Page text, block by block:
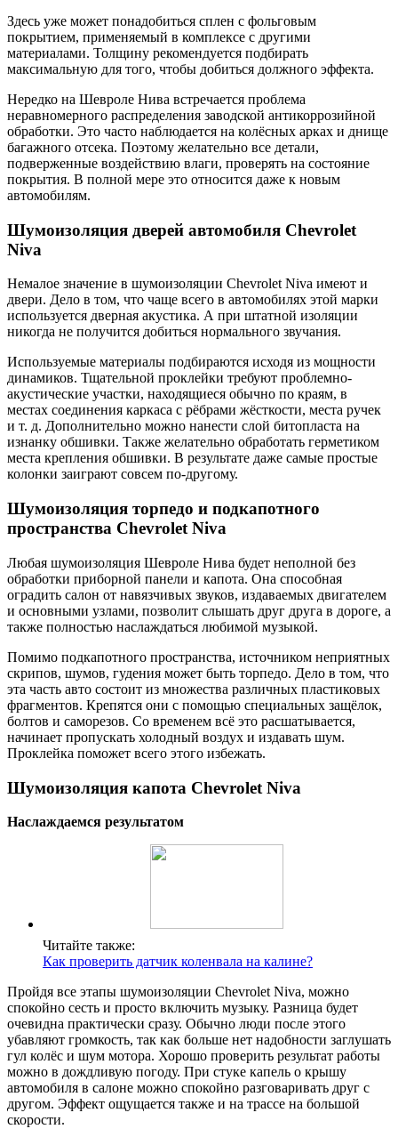
Здесь уже может понадобиться сплен с фольговым
покрытием, применяемый в комплексе с другими
материалами. Толщину рекомендуется подбирать
максимальную для того, чтобы добиться должного эффекта.
Нередко на Шевроле Нива встречается проблема
неравномерного распределения заводской антикоррозийной
обработки. Это часто наблюдается на колёсных арках и днище
багажного отсека. Поэтому желательно все детали,
подверженные воздействию влаги, проверять на состояние
покрытия. В полной мере это относится даже к новым
автомобилям.
Шумоизоляция дверей автомобиля Chevrolet
Niva
Немалое значение в шумоизоляции Chevrolet Niva имеют и
двери. Дело в том, что чаще всего в автомобилях этой марки
используется дверная акустика. А при штатной изоляции
никогда не получится добиться нормального звучания.
Используемые материалы подбираются исходя из мощности
динамиков. Тщательной проклейки требуют проблемно-
акустические участки, находящиеся обычно по краям, в
местах соединения каркаса с рёбрами жёсткости, места ручек
и т. д. Дополнительно можно нанести слой битопласта на
изнанку обшивки. Также желательно обработать герметиком
места крепления обшивки. В результате даже самые простые
колонки заиграют совсем по-другому.
Шумоизоляция торпедо и подкапотного
пространства Chevrolet Niva
Любая шумоизоляция Шевроле Нива будет неполной без
обработки приборной панели и капота. Она способная
оградить салон от навязчивых звуков, издаваемых двигателем
и основными узлами, позволит слышать друг друга в дороге, а
также полностью наслаждаться любимой музыкой.
Помимо подкапотного пространства, источником неприятных
скрипов, шумов, гудения может быть торпедо. Дело в том, что
эта часть авто состоит из множества различных пластиковых
фрагментов. Крепятся они с помощью специальных защёлок,
болтов и саморезов. Со временем всё это расшатывается,
начинает пропускать холодный воздух и издавать шум.
Проклейка поможет всего этого избежать.
Шумоизоляция капота Chevrolet Niva
Наслаждаемся результатом
Читайте также:
Как проверить датчик коленвала на калине?
Пройдя все этапы шумоизоляции Chevrolet Niva, можно
спокойно сесть и просто включить музыку. Разница будет
очевидна практически сразу. Обычно люди после этого
убавляют громкость, так как больше нет надобности заглушать
гул колёс и шум мотора. Хорошо проверить результат работы
можно в дождливую погоду. При стуке капель о крышу
автомобиля в салоне можно спокойно разговаривать друг с
другом. Эффект ощущается также и на трассе на большой
скорости.